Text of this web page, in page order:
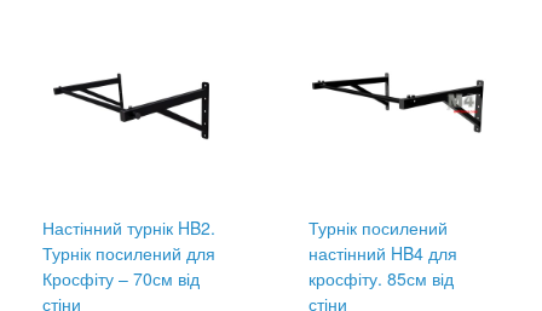
варіантів.
Параметри
Настінний турнік HB2.
Турнік посилений для
Кросфіту – 70см від
стіни
Турнік посилений
настінний HB4 для
кросфіту. 85см від
стіни